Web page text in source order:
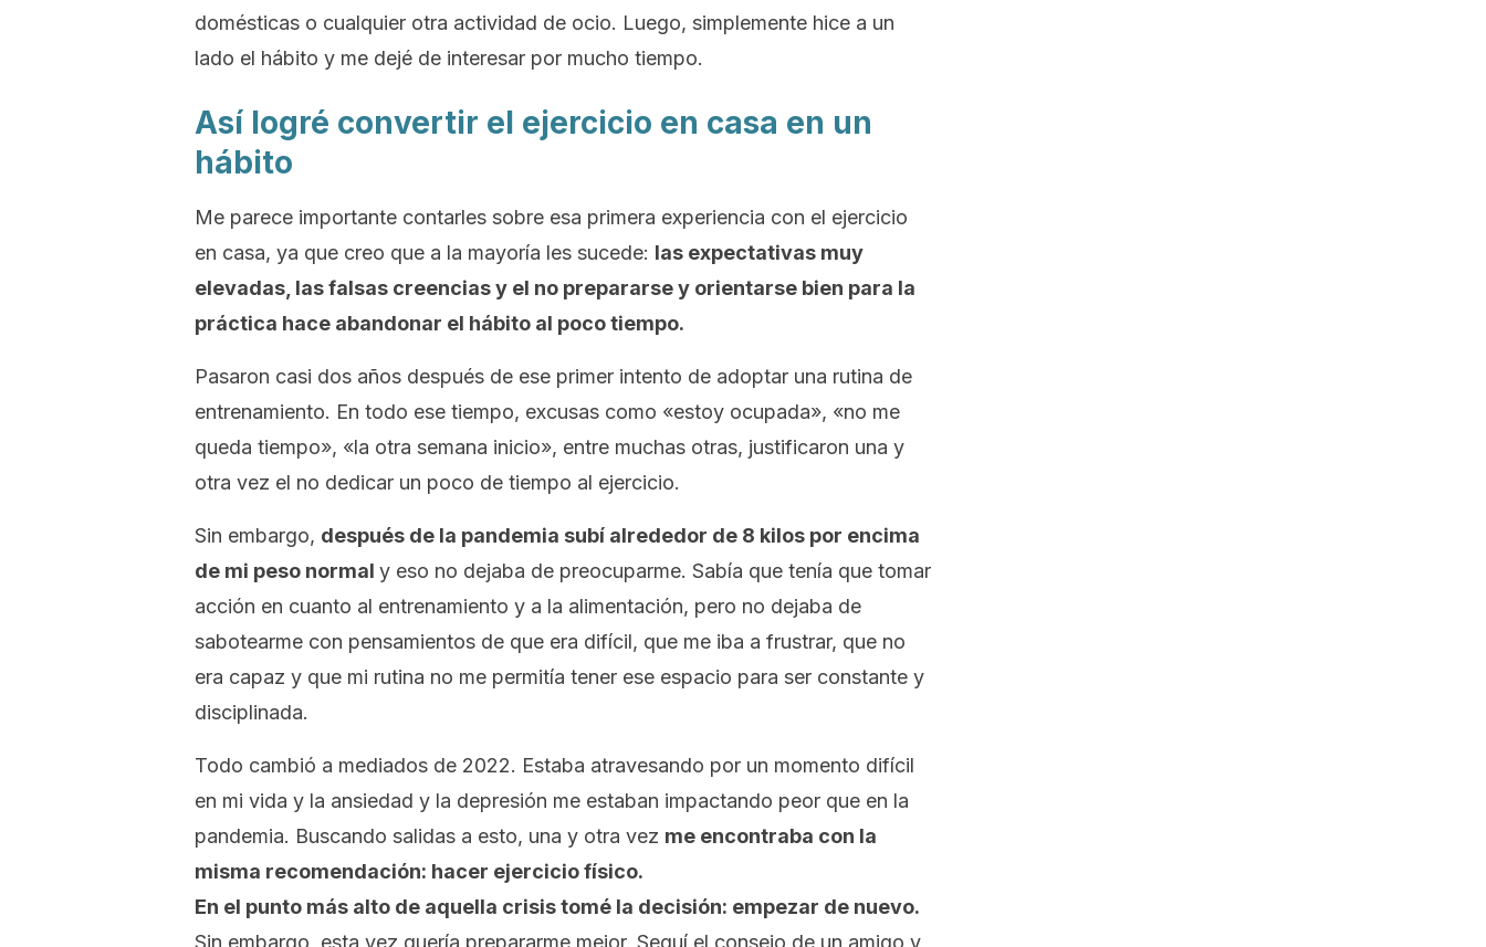
domésticas o cualquier otra actividad de ocio. Luego, simplemente hice a un
lado el hábito y me dejé de interesar por mucho tiempo.
Así logré convertir el ejercicio en casa en un
hábito
Me parece importante contarles sobre esa primera experiencia con el ejercicio
en casa, ya que creo que a la mayoría les sucede: las expectativas muy
elevadas, las falsas creencias y el no prepararse y orientarse bien para la
práctica hace abandonar el hábito al poco tiempo.
Pasaron casi dos años después de ese primer intento de adoptar una rutina de
entrenamiento. En todo ese tiempo, excusas como «estoy ocupada», «no me
queda tiempo», «la otra semana inicio», entre muchas otras, justificaron una y
otra vez el no dedicar un poco de tiempo al ejercicio.
Sin embargo, después de la pandemia subí alrededor de 8 kilos por encima
de mi peso normal y eso no dejaba de preocuparme. Sabía que tenía que tomar
acción en cuanto al entrenamiento y a la alimentación, pero no dejaba de
sabotearme con pensamientos de que era difícil, que me iba a frustrar, que no
era capaz y que mi rutina no me permitía tener ese espacio para ser constante y
disciplinada.
Todo cambió a mediados de 2022. Estaba atravesando por un momento difícil
en mi vida y la ansiedad y la depresión me estaban impactando peor que en la
pandemia. Buscando salidas a esto, una y otra vez me encontraba con la
misma recomendación: hacer ejercicio físico.
En el punto más alto de aquella crisis tomé la decisión: empezar de nuevo.
Sin embargo, esta vez quería prepararme mejor. Seguí el consejo de un amigo y